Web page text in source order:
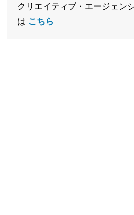
クリエイティブ・エージェン
は こちら